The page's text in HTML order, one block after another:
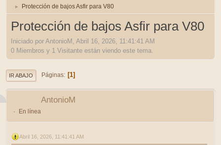
► Protección de bajos Asfir para V80
Protección de bajos Asfir para V80
Iniciado por AntonioM, Abril 16, 2026, 11:41:41 AM
0 Miembros y 1 Visitante están viendo este tema.
IR ABAJO Páginas 1
AntonioM
En línea
Abril 16, 2026, 11:41:41 AM